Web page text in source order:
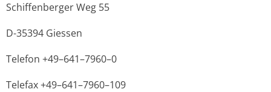
Schiffenberger Weg 55
D-35394 Giessen
Telefon +49–641–7960–0
Telefax +49–641–7960–109